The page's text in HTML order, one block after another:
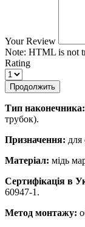
Your Review
Note: HTML is not
Rating
Продолжить
Тип наконечника:
трубок).
Призначення: для
Матеріал: мідь
Сертифікація в
60947-1.
Метод монтажу: